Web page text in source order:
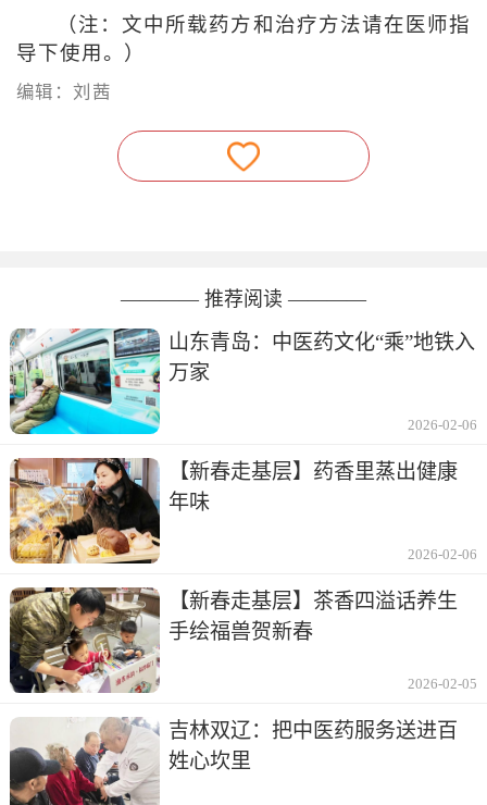
（注：文中所载药方和治疗方法请在医师指
导下使用。）
编辑：刘茜
———— 推荐阅读 ————
山东青岛：中医药文化“乘”地铁入
万家
2026-02-06
【新春走基层】药香里蒸出健康
年味
2026-02-06
【新春走基层】茶香四溢话养生
手绘福兽贺新春
2026-02-05
吉林双辽：把中医药服务送进百
姓心坎里